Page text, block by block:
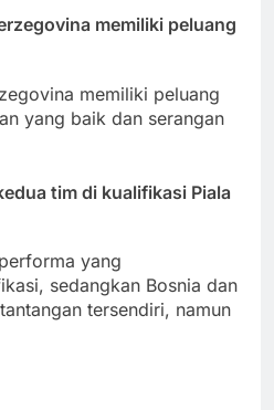
memiliki peluang
memiliki peluang
yang baik dan serangan
tim di kualifikasi Piala
yang
sedangkan Bosnia dan
tersendiri, namun